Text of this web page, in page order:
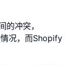
冲突，
况，而Shopify